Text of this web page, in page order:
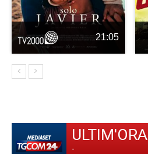
21:05
ULTIM'ORA
-